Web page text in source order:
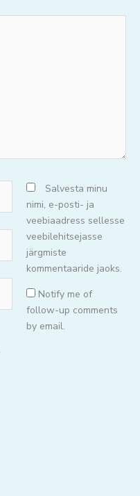
Salvesta minu
nimi, e-posti- ja
veebiaadress sellesse
veebilehitsejasse
järgmiste
kommentaaride jaoks.
Notify me of
follow-up comments
by email.